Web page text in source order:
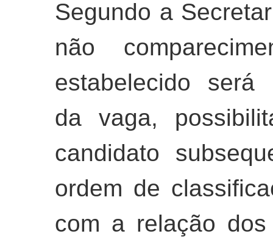
Segundo a
não
estabelecido será
da vaga,
candidato
ordem de
com a relação dos